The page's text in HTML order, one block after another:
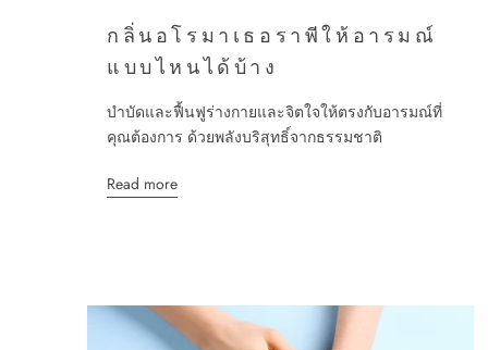
กลิ่นอโรมาเธอราพีให้อารมณ์
แบบไหนได้บ้าง
บำบัดและฟื้นฟูร่างกายและจิตใจให้ตรงกับอารมณ์ที่
คุณต้องการ ด้วยพลังบริสุทธิ์จากธรรมชาติ
Read more